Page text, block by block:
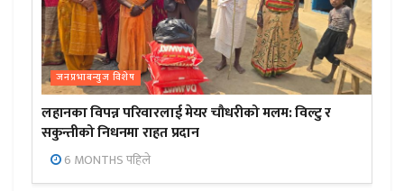
जनप्रभाबन्युज विशेष
लहानका विपन्न परिवारलाई मेयर चौधरीको मलम: विल्टु र
सकुन्तीको निधनमा राहत प्रदान
6 MONTHS पहिले